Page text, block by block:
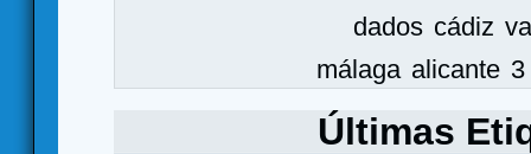
dados cádiz
málaga alicante
Últimas